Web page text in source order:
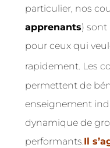
particulier, nos
apprenants) sont
pour ceux qui
rapidement. Les
permettent de
enseignement
dynamique de
performants.Il